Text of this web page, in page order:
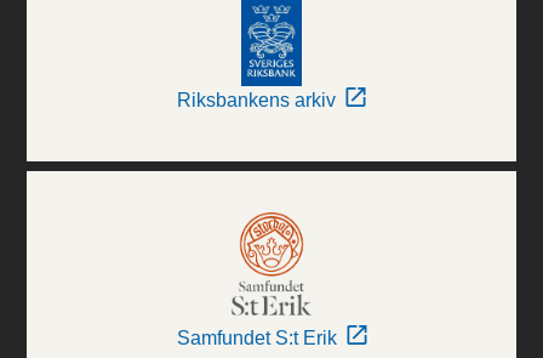
Riksbankens arkiv
Samfundet S:t Erik